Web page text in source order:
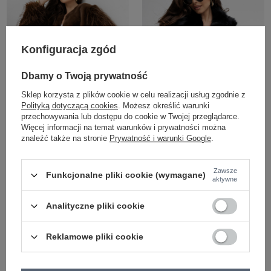
CONTAINS WOOL
CONTAINS ANGORA
kontrastowymi rękawami
Zaloguj się i zobacz cenę
CONTAINS WOOL
Zaloguj się i zobacz cenę
Konfiguracja zgód
Dbamy o Twoją prywatność
Sklep korzysta z plików cookie w celu realizacji usług zgodnie z
Polityką dotyczącą cookies. Możesz określić warunki
przechowywania lub dostępu do cookie w Twojej przeglądarce.
Więcej informacji na temat warunków i prywatności można
znaleźć także na stronie Prywatność i warunki Google.
Funkcjonalne pliki cookie (wymagane)
Zawsze
aktywne
Analityczne pliki cookie
Reklamowe pliki cookie